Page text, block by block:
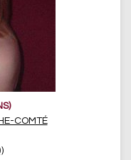
COMTÉ